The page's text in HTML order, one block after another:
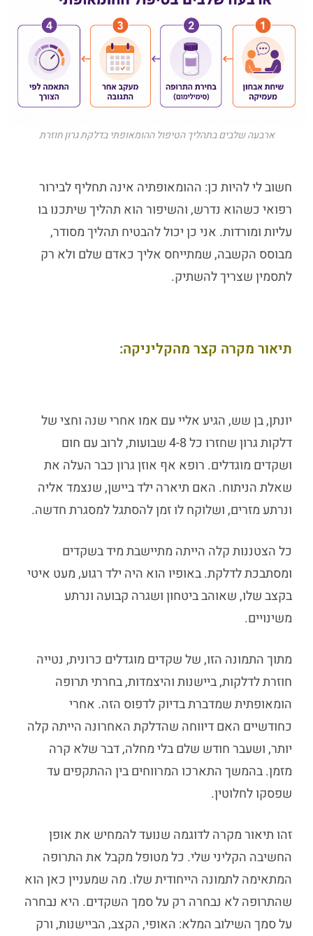
ארבעה שלבים בתהליך הטיפול ההומאופתי בדלקת גרון חוזרת
חשוב לי להיות כן: ההומאופתיה אינה תחליף לבירור
רפואי כשהוא נדרש, והשיפור הוא תהליך שיתכנו בו
עליות ומורדות. אני כן יכול להבטיח תהליך מסודר,
מבוסס הקשבה, שמתייחס אליך כאדם שלם ולא רק
לתסמין שצריך להשתיק.
תיאור מקרה קצר מהקליניקה:
יונתן, בן שש, הגיע אליי עם אמו אחרי שנה וחצי של
דלקות גרון שחזרו כל 4-8 שבועות, לרוב עם חום
ושקדים מוגדלים. רופא אף אוזן גרון כבר העלה את
שאלת הניתוח. האם תיארה ילד ביישן, שנצמד אליה
ונרתע מזרים, ושלוקח לו זמן להסתגל למסגרת חדשה.
כל הצטננות קלה הייתה מתיישבת מיד בשקדים
ומסתבכת לדלקת. באופיו הוא היה ילד רגוע, מעט איטי
בקצב שלו, שאוהב ביטחון ושגרה קבועה ונרתע
משינויים.
מתוך התמונה הזו, שלשקדים מוגדלים כרונית, נטייה
חוזרת לדלקות, ביישנות והיצמדות, בחרתי תרופה
הומאופתית שמדברת בדיוק לדפוס הזה. אחרי
כחודשיים האם דיווחה שהדלקת האחרונה הייתה קלה
יותר, ושעבר חודש שלם בלי מחלה, דבר שלא קרה
מזמן. בהמשך התארכו המרווחים בין ההתקפים עד
שפסקו לחלוטין.
זהו תיאור מקרה לדוגמה שנועד להמחיש את אופן
החשיבה הקליני שלי. כל מטופל מקבל את התרופה
המתאימה לתמונה הייחודית שלו. מה שמעניין כאן הוא
שהתרופה לא נבחרה רק על סמך השקדים. היא נבחרה
על סמך השילוב המלא: האופי, הקצב, הביישנות, ורק